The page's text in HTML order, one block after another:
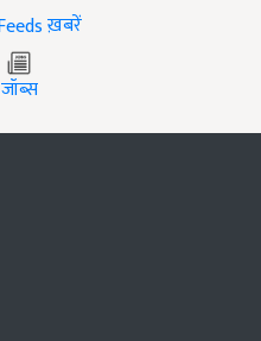
ख़बरें
जॉब्स